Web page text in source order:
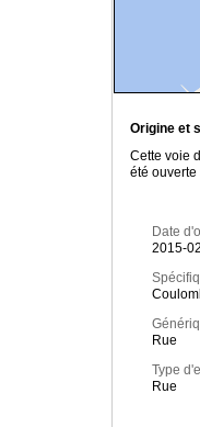
Origine et
Cette voie
été
Date
2015-
Rue
Type
Rue